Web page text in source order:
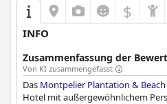
$
INFO
Zusammenfassung der
Von KI zusammengefasst
Das Montpelier Plantation &
Hotel mit außergewöhnlichem